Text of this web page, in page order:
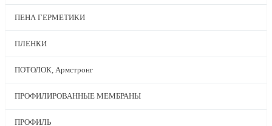
ПЕНА ГЕРМЕТИКИ
ПЛЕНКИ
ПОТОЛОК, Армстронг
ПРОФИЛИРОВАННЫЕ МЕМБРАНЫ
ПРОФИЛЬ